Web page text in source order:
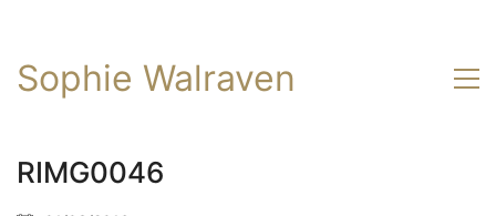
Sophie Walraven
RIMG0046